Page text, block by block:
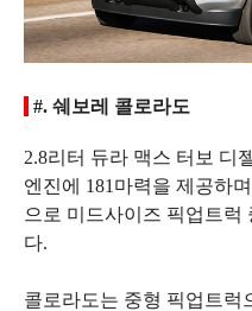
#. 쉐보레 콜로라도
2.8리터 듀라 맥스 터보 디
엔진에 181마력을 제공하
으로 미드사이즈 픽업트럭
다.
콜로라도는 중형 픽업트럭